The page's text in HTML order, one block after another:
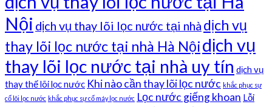
Nội dịch vụ thay lõi lọc nước tại nhà dịch vụ
thay lõi lọc nước tại nhà Hà Nộidịch vụ
thay lõi lọc nước tại nhà uy tín dịch vụ
thay thế lõi lọc nước Khi nào cần thay lõi lọc nước khắc phục sự
cố lõi lọc nước khắc phục sự cố máy lọc nước Lọc nước giếng khoan Lỗi